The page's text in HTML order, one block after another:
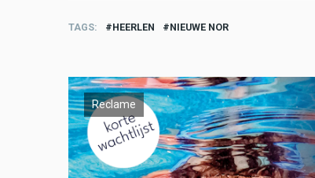
TAGS HEERLEN NIEUWE NOR
Reclame